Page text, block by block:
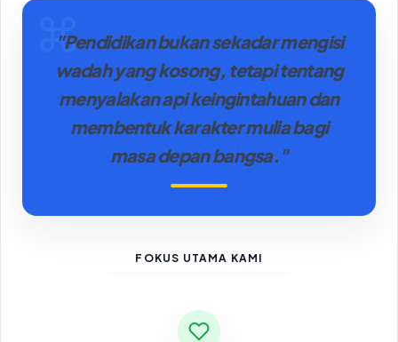
"Pendidikan bukan sekadar mengisi
wadah yang kosong, tetapi tentang
menyalakan api keingintahuan dan
membentuk karakter mulia bagi
masa depan bangsa."
FOKUS UTAMA KAMI